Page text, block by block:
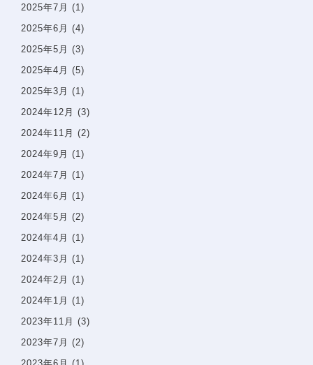
2025年7月 (1)
2025年6月 (4)
2025年5月 (3)
2025年4月 (5)
2025年3月 (1)
2024年12月 (3)
2024年11月 (2)
2024年9月 (1)
2024年7月 (1)
2024年6月 (1)
2024年5月 (2)
2024年4月 (1)
2024年3月 (1)
2024年2月 (1)
2024年1月 (1)
2023年11月 (3)
2023年7月 (2)